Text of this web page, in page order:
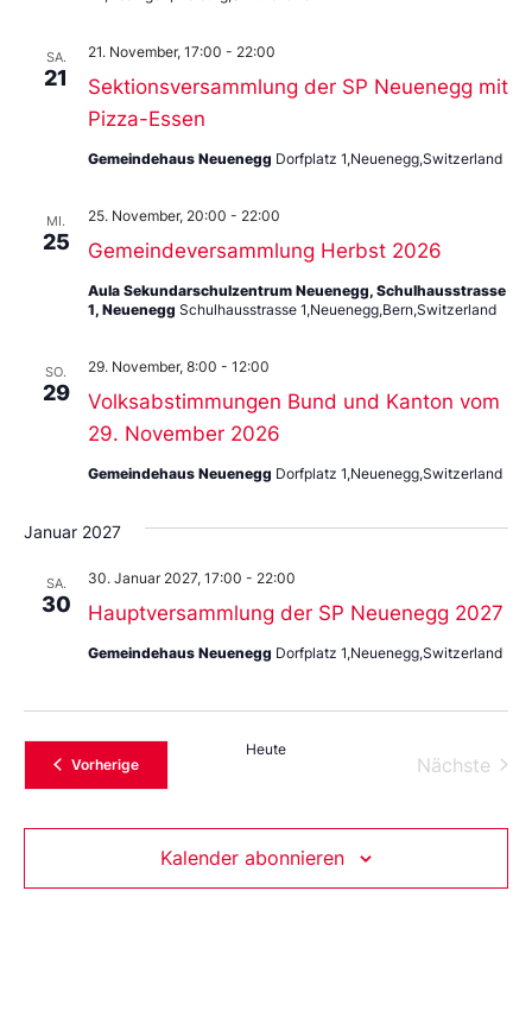
SA.
21
Sektionsversammlung der SP Neuenegg mit
Pizza-Essen
21. November, 17:00 - 22:00
Gemeindehaus Neuenegg Dorfplatz 1,Neuenegg,Switzerland
MI.
25 Gemeindeversammlung Herbst 2026
25. November, 20:00 - 22:00
Aula Sekundarschulzentrum Neuenegg, Schulhausstrasse
1, Neuenegg Schulhausstrasse 1,Neuenegg,Bern,Switzerland
SO.
29
Volksabstimmungen Bund und Kanton vom
29. November 2026
29. November, 8:00 - 12:00
Gemeindehaus Neuenegg Dorfplatz 1,Neuenegg,Switzerland
Januar 2027
SA.
30 Hauptversammlung der SP Neuenegg 2027
30. Januar 2027, 17:00 - 22:00
Gemeindehaus Neuenegg Dorfplatz 1,Neuenegg,Switzerland
VorherigeVeranstaltungen
Heute
Nächste
Kalender abonnieren